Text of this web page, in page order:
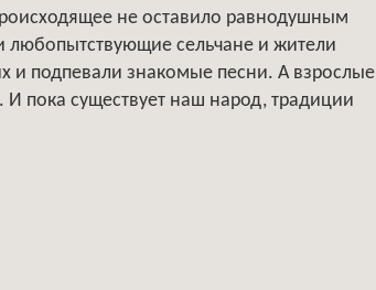
не оставило равнодушным
сельчане и жители
и подпевали знакомые песни. А взрослые
И пока существует наш народ, традиции